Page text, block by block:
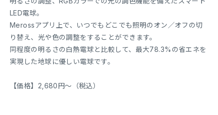
LED電球。
Merossアプリ上で、いつでもどこでも照明のオン／オフの切
り替え、光や色の調整をすることができます。
同程度の明るさの白熱電球と比較して、最大78.3%の省エネを
実現した地球に優しい電球です。
​​【価格】2,680円〜（税込）